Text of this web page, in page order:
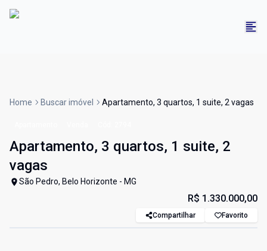
Home Buscar imóvel Apartamento, 3 quartos, 1 suite, 2 vagas
Apartamento, 3 quartos, 1 suite, 2
vagas
São Pedro, Belo Horizonte - MG
R$ 1.330.000,00
Compartilhar Favorito